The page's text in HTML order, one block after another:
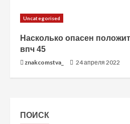
Uncategorised
Насколько опасен
впч 45
znakcomstva_ 24 апреля 2022
ПОИСК